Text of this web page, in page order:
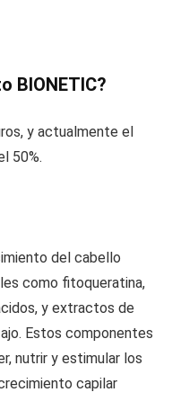
BIONETIC?
y actualmente el
50%.
del cabello
como fitoqueratina,
y extractos de
Estos componentes
nutrir y estimular los
capilar